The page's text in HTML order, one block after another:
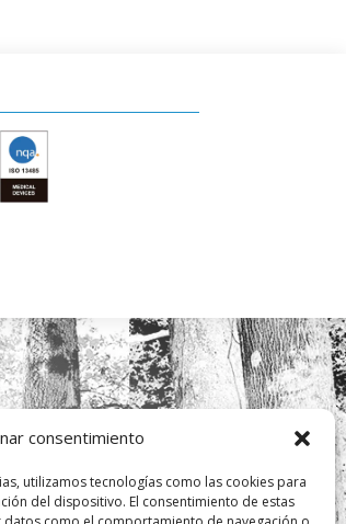
consentimiento
utilizamos tecnologías como las cookies para
del dispositivo. El consentimiento de estas